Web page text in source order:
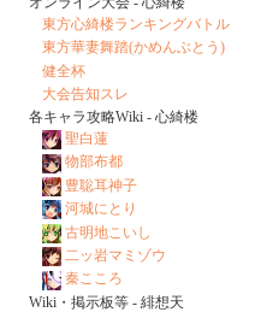
東方心綺楼ランキングバトル
東方華妻舞踏(かめんぶとう)
健全杯
大会告知スレ
各キャラ攻略Wiki - 心綺楼
聖白蓮
物部布都
豊聡耳神子
河城にとり
古明地こいし
二ッ岩マミゾウ
秦こころ
Wiki・掲示板等 - 緋想天